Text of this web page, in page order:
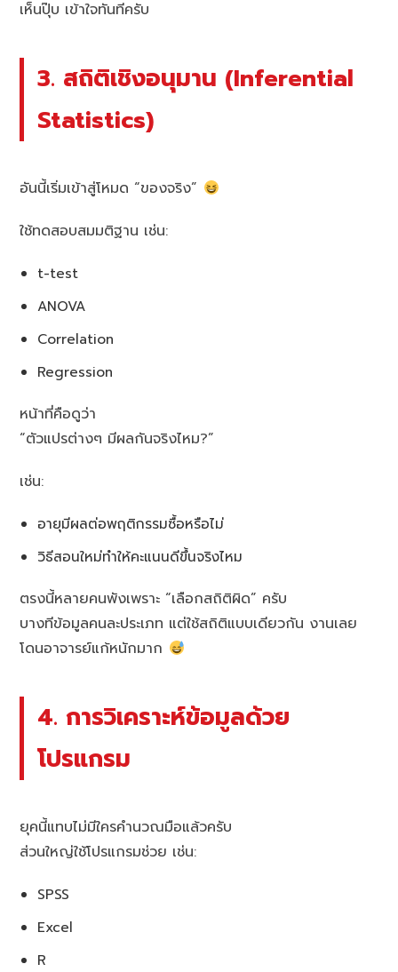
เห็นปุ๊บ เข้าใจทันทีครับ
3. สถิติเชิงอนุมาน (Inferential
Statistics)
อันนี้เริ่มเข้าสู่โหมด “ของจริง”
ใช้ทดสอบสมมติฐาน เช่น:
t-test
ANOVA
Correlation
Regression
หน้าที่คือดูว่า
“ตัวแปรต่างๆ มีผลกันจริงไหม?”
เช่น:
อายุมีผลต่อพฤติกรรมซื้อหรือไม่
วิธีสอนใหม่ทำให้คะแนนดีขึ้นจริงไหม
ตรงนี้หลายคนพังเพราะ “เลือกสถิติผิด” ครับ
บางทีข้อมูลคนละประเภท แต่ใช้สถิติแบบเดียวกัน งานเลย
โดนอาจารย์แก้หนักมาก
4. การวิเคราะห์ข้อมูลด้วย
โปรแกรม
ยุคนี้แทบไม่มีใครคำนวณมือแล้วครับ
ส่วนใหญ่ใช้โปรแกรมช่วย เช่น:
SPSS
Excel
R